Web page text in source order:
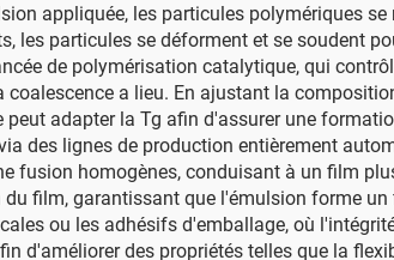
appliquée, les particules polymériques se
les particules se déforment et se soudent
de polymérisation catalytique, qui
a lieu. En ajustant la
peut adapter la Tg afin d'assurer une
des lignes de production entièrement
fusion homogènes, conduisant à un film
film, garantissant que l'émulsion forme un
ou les adhésifs d'emballage, où
d'améliorer des propriétés telles que la